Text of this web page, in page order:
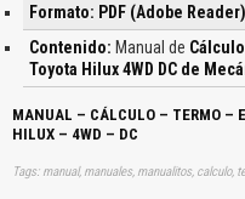
Formato: PDF (Adobe Reader)
Contenido: Manual de
Toyota Hilux 4WD DC de
MANUAL – CÁLCULO – TERMO –
HILUX – 4WD – DC